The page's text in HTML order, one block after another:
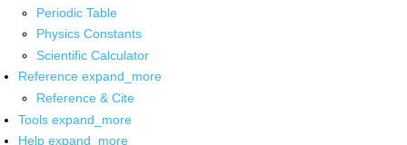
Periodic Table
Physics Constants
Scientific Calculator
Reference expand_more
Reference & Cite
Tools expand_more
Help expand_more